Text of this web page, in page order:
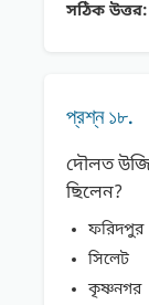
সঠিক উত্তর:
প্রশ্ন ১৮.
দৌলত
ছিলেন?
ফরিদপুর
সিলেট
কৃষ্ণনগর